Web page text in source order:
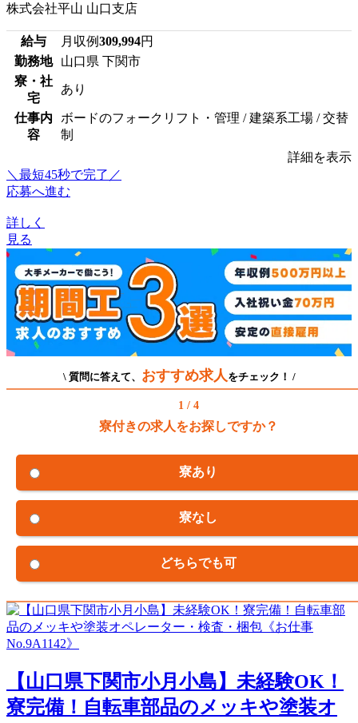
株式会社平山 山口支店
給与 月収例309,994円
勤務地
山口県 下関市
寮・社
宅
あり
仕事内
容
ボードのフォークリフト・管理 / 建築系工場 / 交替
制
詳細を表示
＼最短45秒で完了／
応募へ進む
詳しく
見る
\ 質問に答えて、 おすすめ求人 をチェック！ /
1 / 4
寮付きの求人をお探しですか？
寮あり
寮なし
どちらでも可
【山口県下関市小月小島】未経験OK！
寮完備！自転車部品のメッキや塗装オ